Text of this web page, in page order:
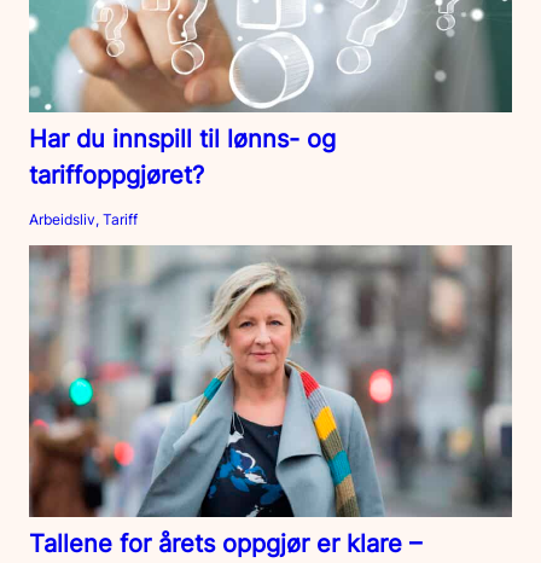
Har du innspill til lønns- og
tariffoppgjøret?
Arbeidsliv, Tariff
Tallene for årets oppgjør er klare –